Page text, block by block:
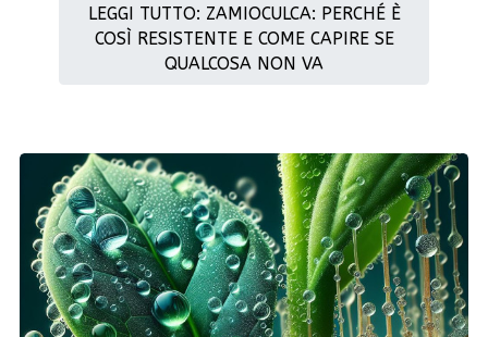
LEGGI TUTTO: ZAMIOCULCA: PERCHÉ È
COSÌ RESISTENTE E COME CAPIRE SE
QUALCOSA NON VA